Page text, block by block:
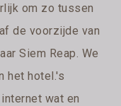
om zo tussen
de voorzijde van
Siem Reap. We
het hotel.'s
wat en